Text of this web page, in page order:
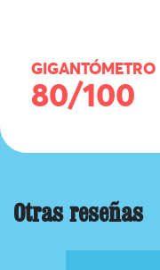
GIGANTÓMETRO
80/100
Otras reseñas